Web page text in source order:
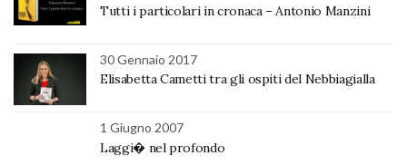
Tutti i particolari in cronaca – Antonio Manzini
30 Gennaio 2017
Elisabetta Cametti tra gli ospiti del Nebbiagialla
1 Giugno 2007
Laggi� nel profondo